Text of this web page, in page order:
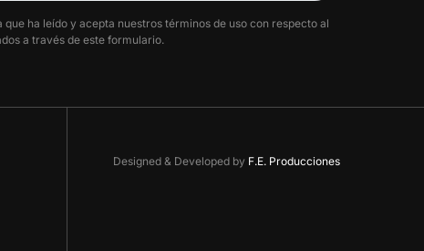
ha leído y acepta nuestros términos de uso con respecto al
a través de este formulario.
Designed & Developed by F.E. Producciones